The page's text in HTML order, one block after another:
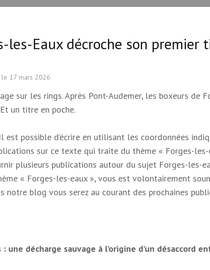
les-Eaux décroche son premier
le 17 mars 2026
sur les rings. Après Pont-Audemer, les boxeurs de
un titre en poche.
possible d’écrire en utilisant les coordonnées
sur ce texte qui traite du thème « Forges-les-
plusieurs publications autour du sujet Forges-les-
« Forges-les-eaux », vous est volontairement
blog vous serez au courant des prochaines
décharge sauvage à l’origine d’un désaccord